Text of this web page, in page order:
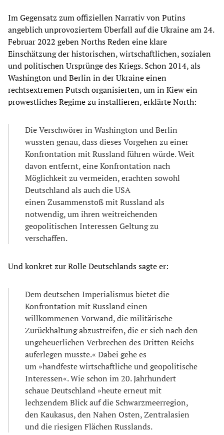
Im Gegensatz zum offiziellen Narrativ von Putins
angeblich unprovoziertem Überfall auf die Ukraine am 24.
Februar 2022 geben Norths Reden eine klare
Einschätzung der historischen, wirtschaftlichen, sozialen
und politischen Ursprünge des Kriegs. Schon 2014, als
Washington und Berlin in der Ukraine einen
rechtsextremen Putsch organisierten, um in Kiew ein
prowestliches Regime zu installieren, erklärte North:
Die Verschwörer in Washington und Berlin
wussten genau, dass dieses Vorgehen zu einer
Konfrontation mit Russland führen würde. Weit
davon entfernt, eine Konfrontation nach
Möglichkeit zu vermeiden, erachten sowohl
Deutschland als auch die USA
einen Zusammenstoß mit Russland als
notwendig, um ihren weitreichenden
geopolitischen Interessen Geltung zu
verschaffen.
Und konkret zur Rolle Deutschlands sagte er:
Dem deutschen Imperialismus bietet die
Konfrontation mit Russland einen
willkommenen Vorwand, die militärische
Zurückhaltung abzustreifen, die er sich nach den
ungeheuerlichen Verbrechen des Dritten Reichs
auferlegen musste.« Dabei gehe es
um »handfeste wirtschaftliche und geopolitische
Interessen«. Wie schon im 20. Jahrhundert
schaue Deutschland »heute erneut mit
lechzendem Blick auf die Schwarzmeerregion,
den Kaukasus, den Nahen Osten, Zentralasien
und die riesigen Flächen Russlands.